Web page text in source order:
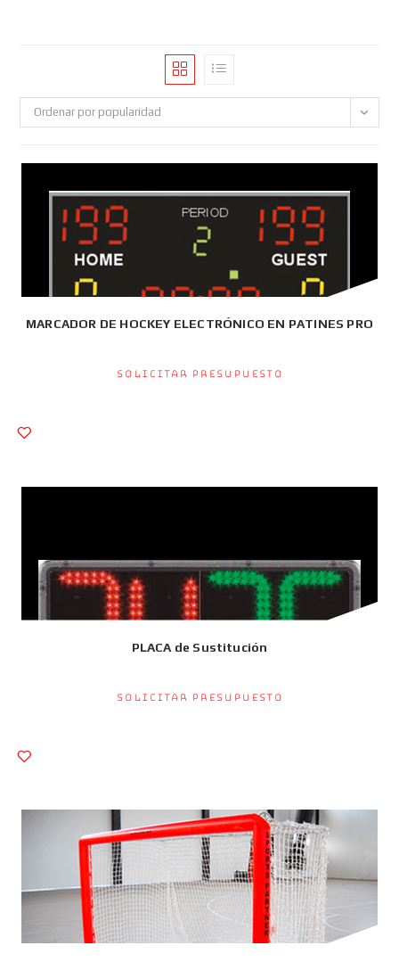
Ordenar por popularidad
MARCADOR DE HOCKEY ELECTRÓNICO EN PATINES PRO
Solicitar presupuesto
PLACA de Sustitución
Solicitar presupuesto